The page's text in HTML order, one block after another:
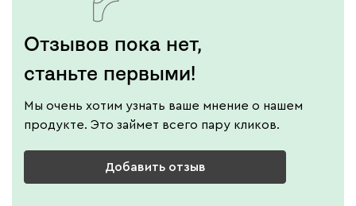
Отзывов пока нет,
станьте первыми!
Мы очень хотим узнать ваше мнение о нашем
продукте. Это займет всего пару кликов.
Добавить отзыв